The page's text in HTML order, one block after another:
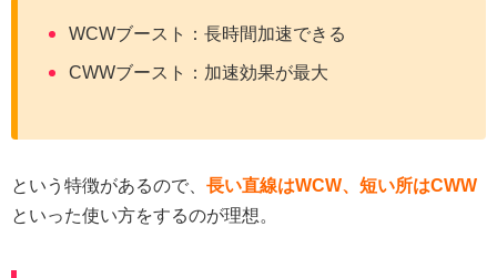
WCWブースト：長時間加速できる
CWWブースト：加速効果が最大
という特徴があるので、 長い直線はWCW、短い所はCWW
といった使い方をするのが理想。